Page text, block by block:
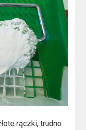
rączki, trudno